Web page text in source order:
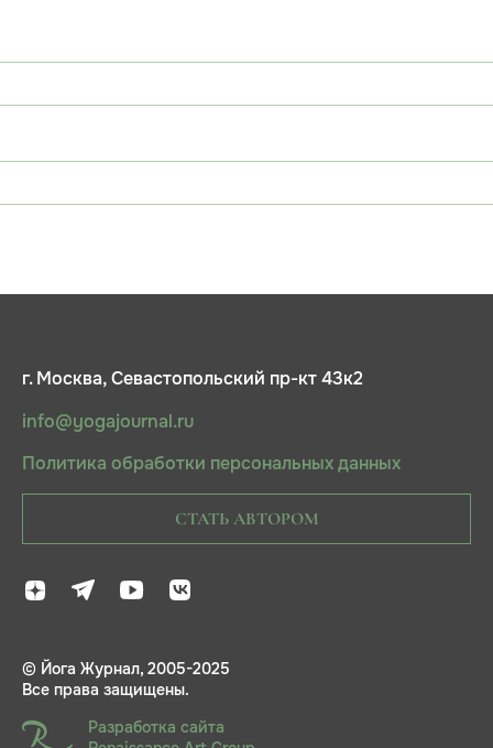
г. Москва, Севастопольский пр-кт 43к2
info@yogajournal.ru
Политика обработки персональных данных
СТАТЬ АВТОРОМ
© Йога Журнал, 2005-2025
Все права защищены.
Разработка сайта